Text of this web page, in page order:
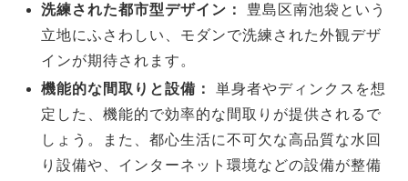
洗練された都市型デザイン：
豊島区南池袋という
立地にふさわしい、モダンで洗練された外観デザ
インが期待されます。
機能的な間取りと設備：
単身者やディンクスを想
定した、機能的で効率的な間取りが提供されるで
しょう。また、都心生活に不可欠な高品質な水回
り設備や、インターネット環境などの設備が整備